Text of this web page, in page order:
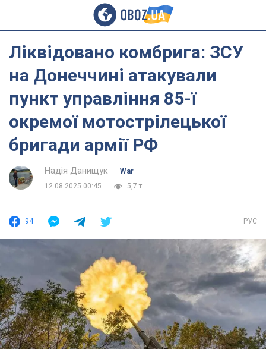
Ліквідовано комбрига: ЗСУ
на Донеччині атакували
пункт управління 85-ї
окремої мотострілецької
бригади армії РФ
Надія Данищук
War
12.08.2025 00:45
5,7 т.
94 РУС